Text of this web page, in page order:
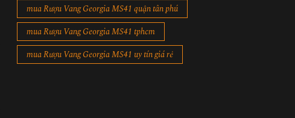
mua Rượu Vang Georgia MS41 quận tân phú
mua Rượu Vang Georgia MS41 tphcm
mua Rượu Vang Georgia MS41 uy tín giá rẻ